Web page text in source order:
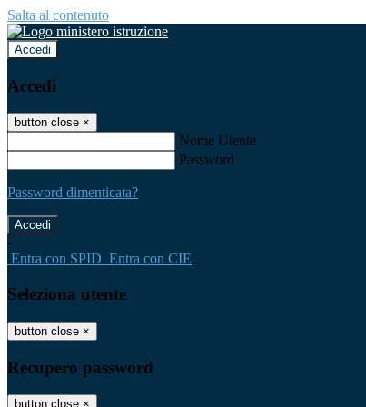
Salta al contenuto
Accedi
Accedi
button close ×
Nome Utente
Password
Password dimenticata?
-
Entra con SPID Entra con CIE
Seleziona utente
button close ×
Recupero password
button close ×